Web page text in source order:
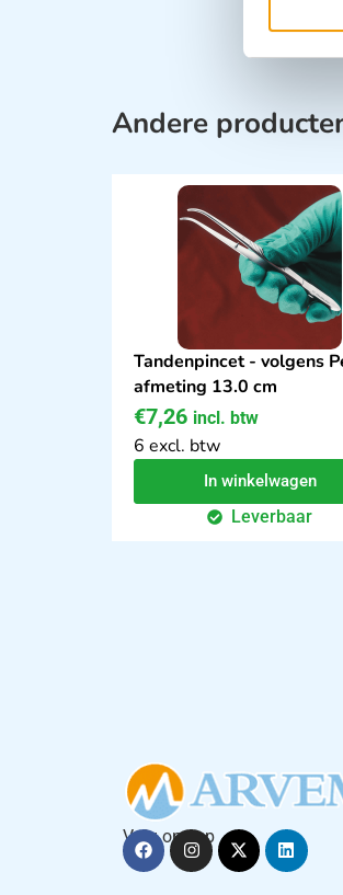
Andere
Tandenpincet - volgens
afmeting 13.0 cm
€7,26 incl. btw
6 excl. btw
In winkelwagen
Leverbaar
Volg ons op